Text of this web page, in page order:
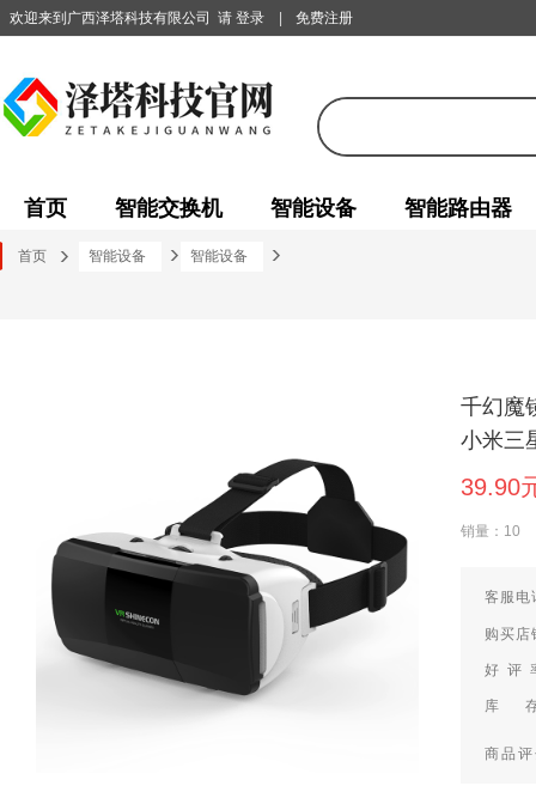
欢迎来到广西泽塔科技有限公司 请 登录 免费注册
首页 智能交换机 智能设备 智能路由器
首页 智能设备 智能设备
千幻魔
小米三
39.90
销量：10
客服
购买店
好 评
库
商品